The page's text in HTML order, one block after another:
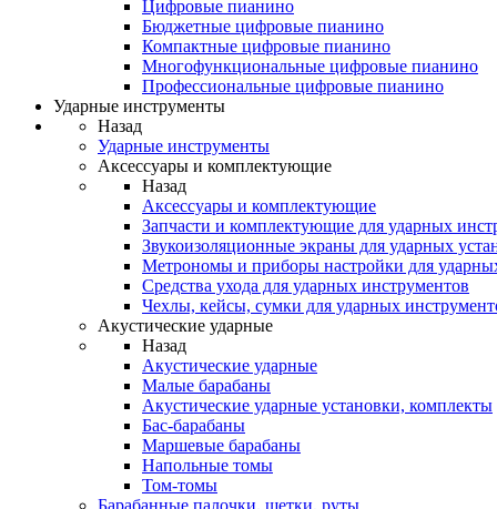
Цифровые пианино
Бюджетные цифровые пианино
Компактные цифровые пианино
Многофункциональные цифровые пианино
Профессиональные цифровые пианино
Ударные инструменты
Назад
Ударные инструменты
Аксессуары и комплектующие
Назад
Аксессуары и комплектующие
Запчасти и комплектующие для ударных
Звукоизоляционные экраны для ударных
Метрономы и приборы настройки для
Средства ухода для ударных инструментов
Чехлы, кейсы, сумки для ударных
Акустические ударные
Назад
Акустические ударные
Mалые барабаны
Акустические ударные установки, комплекты
Бас-барабаны
Маршевые барабаны
Напольные томы
Том-томы
Барабанные палочки, щетки, руты